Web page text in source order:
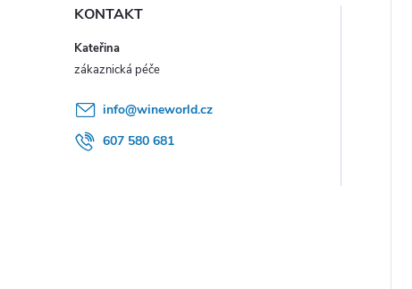
KONTAKT
Kateřina
info@wineworld.cz
607 580 681